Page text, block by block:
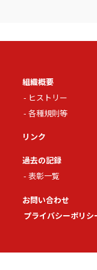
組織概要
ヒストリー
各種規則等
リンク
過去の記録
表彰一覧
お問い合わせ
プライバシーポリシ